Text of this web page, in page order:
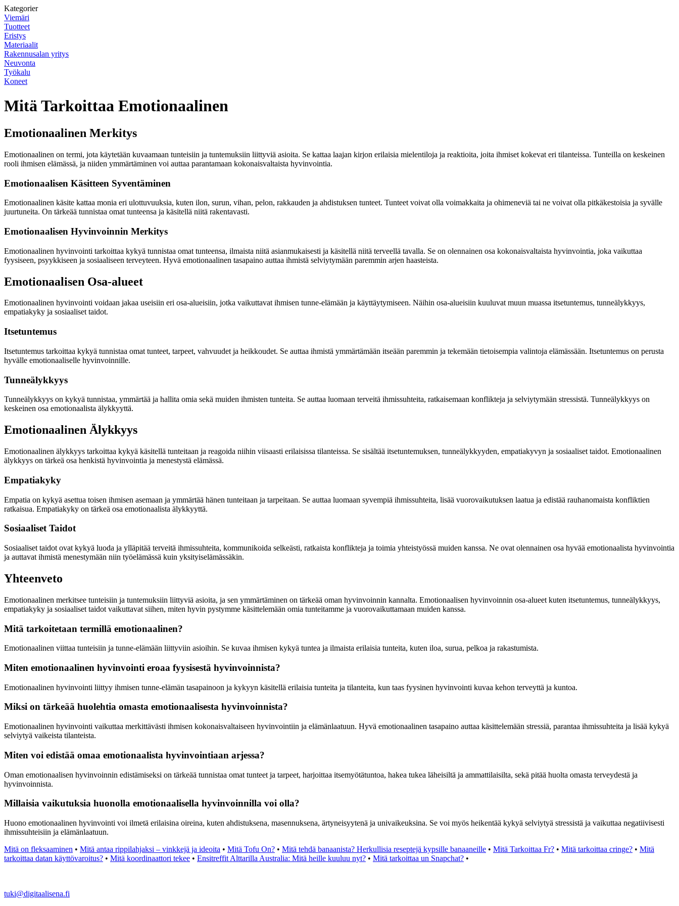
Kategorier
Viemäri
Tuotteet
Eristys
Materiaalit
Rakennusalan yritys
Neuvonta
Työkalu
Koneet
Mitä Tarkoittaa Emotionaalinen
Emotionaalinen Merkitys
Emotionaalinen on termi, jota käytetään kuvaamaan tunteisiin ja tuntemuksiin liittyviä asioita. Se kattaa laajan kirjon erilaisia mielentiloja ja reaktioita, joita ihmiset kokevat eri tilanteissa. Tunteilla on keskeinen
rooli ihmisen elämässä, ja niiden ymmärtäminen voi auttaa parantamaan kokonaisvaltaista hyvinvointia.
Emotionaalisen Käsitteen Syventäminen
Emotionaalinen käsite kattaa monia eri ulottuvuuksia, kuten ilon, surun, vihan, pelon, rakkauden ja ahdistuksen tunteet. Tunteet voivat olla voimakkaita ja ohimeneviä tai ne voivat olla pitkäkestoisia ja syvälle
juurtuneita. On tärkeää tunnistaa omat tunteensa ja käsitellä niitä rakentavasti.
Emotionaalisen Hyvinvoinnin Merkitys
Emotionaalinen hyvinvointi tarkoittaa kykyä tunnistaa omat tunteensa, ilmaista niitä asianmukaisesti ja käsitellä niitä terveellä tavalla. Se on olennainen osa kokonaisvaltaista hyvinvointia, joka vaikuttaa
fyysiseen, psyykkiseen ja sosiaaliseen terveyteen. Hyvä emotionaalinen tasapaino auttaa ihmistä selviytymään paremmin arjen haasteista.
Emotionaalisen Osa-alueet
Emotionaalinen hyvinvointi voidaan jakaa useisiin eri osa-alueisiin, jotka vaikuttavat ihmisen tunne-elämään ja käyttäytymiseen. Näihin osa-alueisiin kuuluvat muun muassa itsetuntemus, tunneälykkyys,
empatiakyky ja sosiaaliset taidot.
Itsetuntemus
Itsetuntemus tarkoittaa kykyä tunnistaa omat tunteet, tarpeet, vahvuudet ja heikkoudet. Se auttaa ihmistä ymmärtämään itseään paremmin ja tekemään tietoisempia valintoja elämässään. Itsetuntemus on perusta
hyvälle emotionaaliselle hyvinvoinnille.
Tunneälykkyys
Tunneälykkyys on kykyä tunnistaa, ymmärtää ja hallita omia sekä muiden ihmisten tunteita. Se auttaa luomaan terveitä ihmissuhteita, ratkaisemaan konflikteja ja selviytymään stressistä. Tunneälykkyys on
keskeinen osa emotionaalista älykkyyttä.
Emotionaalinen Älykkyys
Emotionaalinen älykkyys tarkoittaa kykyä käsitellä tunteitaan ja reagoida niihin viisaasti erilaisissa tilanteissa. Se sisältää itsetuntemuksen, tunneälykkyyden, empatiakyvyn ja sosiaaliset taidot. Emotionaalinen
älykkyys on tärkeä osa henkistä hyvinvointia ja menestystä elämässä.
Empatiakyky
Empatia on kykyä asettua toisen ihmisen asemaan ja ymmärtää hänen tunteitaan ja tarpeitaan. Se auttaa luomaan syvempiä ihmissuhteita, lisää vuorovaikutuksen laatua ja edistää rauhanomaista konfliktien
ratkaisua. Empatiakyky on tärkeä osa emotionaalista älykkyyttä.
Sosiaaliset Taidot
Sosiaaliset taidot ovat kykyä luoda ja ylläpitää terveitä ihmissuhteita, kommunikoida selkeästi, ratkaista konflikteja ja toimia yhteistyössä muiden kanssa. Ne ovat olennainen osa hyvää emotionaalista hyvinvointia
ja auttavat ihmistä menestymään niin työelämässä kuin yksityiselämässäkin.
Yhteenveto
Emotionaalinen merkitsee tunteisiin ja tuntemuksiin liittyviä asioita, ja sen ymmärtäminen on tärkeää oman hyvinvoinnin kannalta. Emotionaalisen hyvinvoinnin osa-alueet kuten itsetuntemus, tunneälykkyys,
empatiakyky ja sosiaaliset taidot vaikuttavat siihen, miten hyvin pystymme käsittelemään omia tunteitamme ja vuorovaikuttamaan muiden kanssa.
Mitä tarkoitetaan termillä emotionaalinen?
Emotionaalinen viittaa tunteisiin ja tunne-elämään liittyviin asioihin. Se kuvaa ihmisen kykyä tuntea ja ilmaista erilaisia tunteita, kuten iloa, surua, pelkoa ja rakastumista.
Miten emotionaalinen hyvinvointi eroaa fyysisestä hyvinvoinnista?
Emotionaalinen hyvinvointi liittyy ihmisen tunne-elämän tasapainoon ja kykyyn käsitellä erilaisia tunteita ja tilanteita, kun taas fyysinen hyvinvointi kuvaa kehon terveyttä ja kuntoa.
Miksi on tärkeää huolehtia omasta emotionaalisesta hyvinvoinnista?
Emotionaalinen hyvinvointi vaikuttaa merkittävästi ihmisen kokonaisvaltaiseen hyvinvointiin ja elämänlaatuun. Hyvä emotionaalinen tasapaino auttaa käsittelemään stressiä, parantaa ihmissuhteita ja lisää kykyä
selviytyä vaikeista tilanteista.
Miten voi edistää omaa emotionaalista hyvinvointiaan arjessa?
Oman emotionaalisen hyvinvoinnin edistämiseksi on tärkeää tunnistaa omat tunteet ja tarpeet, harjoittaa itsemyötätuntoa, hakea tukea läheisiltä ja ammattilaisilta, sekä pitää huolta omasta terveydestä ja
hyvinvoinnista.
Millaisia vaikutuksia huonolla emotionaalisella hyvinvoinnilla voi olla?
Huono emotionaalinen hyvinvointi voi ilmetä erilaisina oireina, kuten ahdistuksena, masennuksena, ärtyneisyytenä ja univaikeuksina. Se voi myös heikentää kykyä selviytyä stressistä ja vaikuttaa negatiivisesti
ihmissuhteisiin ja elämänlaatuun.
Mitä on fleksaaminen • Mitä antaa rippilahjaksi – vinkkejä ja ideoita • Mitä Tofu On? • Mitä tehdä banaanista? Herkullisia reseptejä kypsille banaaneille • Mitä Tarkoittaa Fr? • Mitä tarkoittaa cringe? • Mitä
tarkoittaa datan käyttövaroitus? • Mitä koordinaattori tekee • Ensitreffit Alttarilla Australia: Mitä heille kuuluu nyt? • Mitä tarkoittaa un Snapchat? •
tuki@digitaalisena.fi